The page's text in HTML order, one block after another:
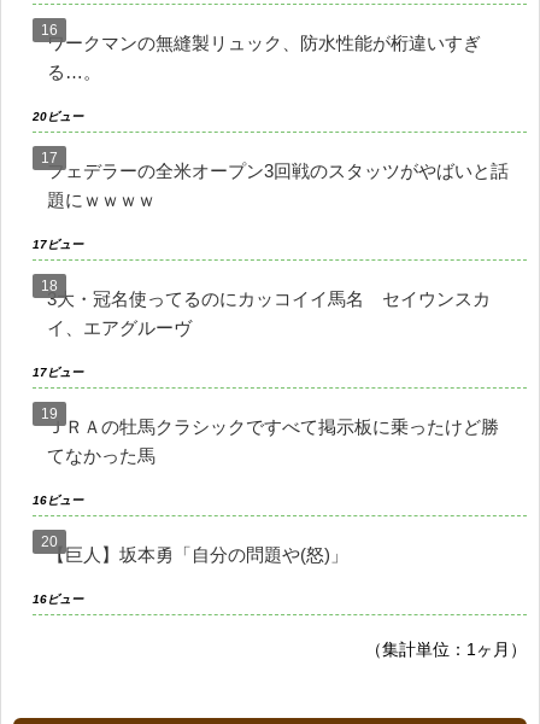
ワークマンの無縫製リュック、防水性能が桁違いすぎ
る…。
20ビュー
フェデラーの全米オープン3回戦のスタッツがやばいと話
題にｗｗｗｗ
17ビュー
3大・冠名使ってるのにカッコイイ馬名 セイウンスカ
イ、エアグルーヴ
17ビュー
ＪＲＡの牡馬クラシックですべて掲示板に乗ったけど勝
てなかった馬
16ビュー
【巨人】坂本勇「自分の問題や(怒)」
16ビュー
（集計単位：1ヶ月）